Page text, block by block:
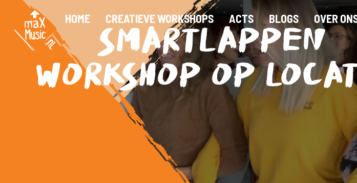
HOME CREATIEVE WORKSHOPS ACTS BLOGS OVER
SMARTLAPPEN
WORKSHOP OP